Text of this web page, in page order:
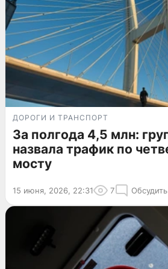
ДОРОГИ И ТРАНСПОРТ
За полгода 4,5 млн:
назвала трафик по
мосту
15 июня, 2026, 22:31 7 Обсудить